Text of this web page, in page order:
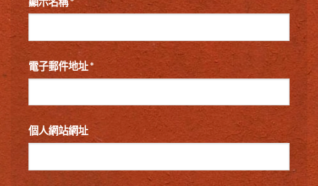
電子郵件地址*
個人網站網址